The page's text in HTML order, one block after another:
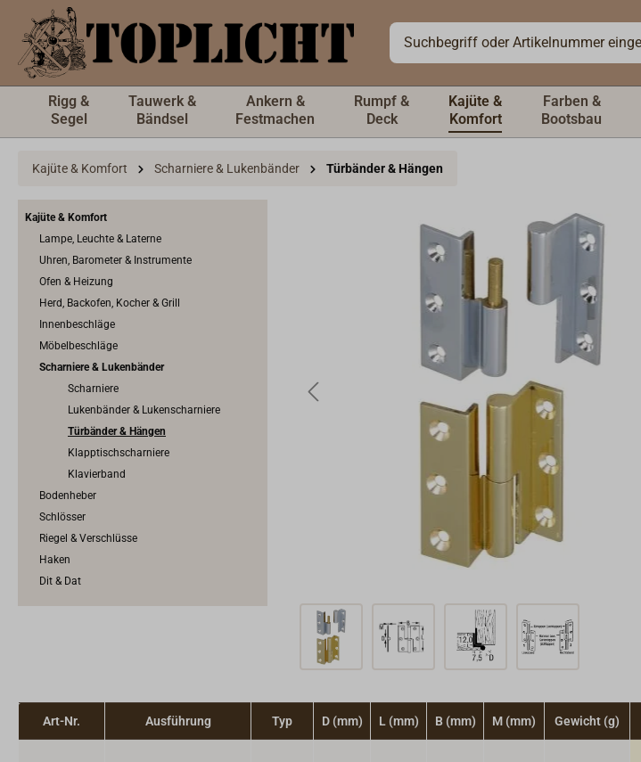
springen
Rigg &
Segel
Tauwerk &
Bändsel
Ankern &
Festmachen
Rumpf &
Deck
Kajüte &
Komfort
Farben &
Bootsbau
Kajüte & Komfort Scharniere & Lukenbänder Türbänder & Hängen
Kajüte & Komfort
Lampe, Leuchte & Laterne
Uhren, Barometer & Instrumente
Ofen & Heizung
Herd, Backofen, Kocher & Grill
Innenbeschläge
Möbelbeschläge
Scharniere & Lukenbänder
Scharniere
Lukenbänder & Lukenscharniere
Türbänder & Hängen
Klapptischscharniere
Klavierband
Bodenheber
Schlösser
Riegel & Verschlüsse
Haken
Dit & Dat
Art-Nr. Ausführung Typ D (mm) L (mm) B (mm) M (mm) Gewicht (g)